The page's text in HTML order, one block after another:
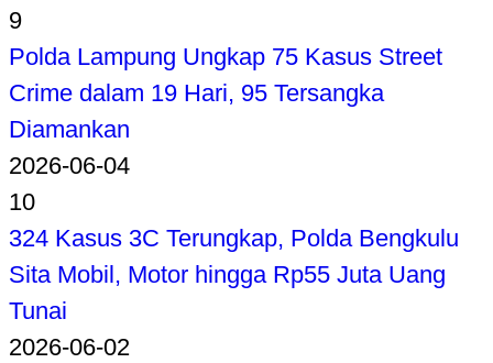
9
Polda Lampung Ungkap 75 Kasus Street
Crime dalam 19 Hari, 95 Tersangka
Diamankan
2026-06-04
10
324 Kasus 3C Terungkap, Polda Bengkulu
Sita Mobil, Motor hingga Rp55 Juta Uang
Tunai
2026-06-02